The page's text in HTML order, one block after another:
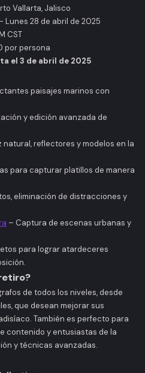
Vallarta, Jalisco
Lunes 28 de abril de 2025
CST
por persona
el 3 de abril de 2025
paisajes marinos con
y edición avanzada de
natural, reflectores y modelos en la
para capturar platillos de manera
eliminación de distracciones y
– Captura de escenas urbanas y
para lograr atardeceres
de todos los niveles, desde
que desean mejorar sus
También es perfecto para
contenido y entusiastas de la
y técnicas avanzadas.